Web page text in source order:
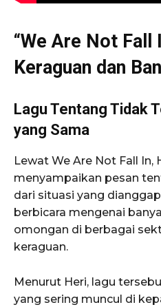
“We Are Not Fall
Keraguan dan
Lagu Tentang Tidak
yang Sama
Lewat We Are Not Fall In,
menyampaikan pesan
dari situasi yang
berbicara mengenai
omongan di berbagai
keraguan.
Menurut Heri, lagu
yang sering muncul di